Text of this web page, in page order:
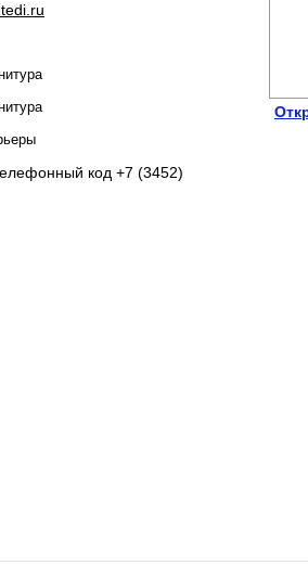
код +7 (3452)